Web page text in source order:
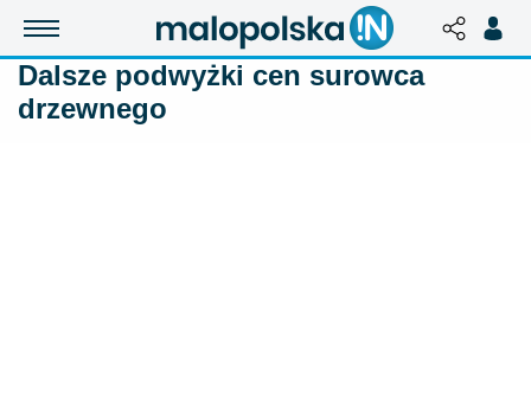
Dalsze podwyżki cen surowca
drzewnego